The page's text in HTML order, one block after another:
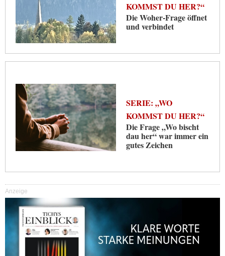
KOMMST DU HER?“
Die Woher-Frage öffnet
und verbindet
SERIE: „WO
KOMMST DU HER?“
Die Frage „Wo bischt
dau her“ war immer ein
gutes Zeichen
Anzeige